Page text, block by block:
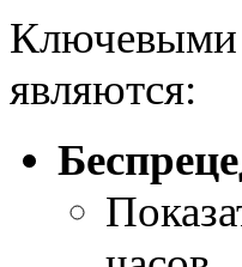
Ключевыми
являются: